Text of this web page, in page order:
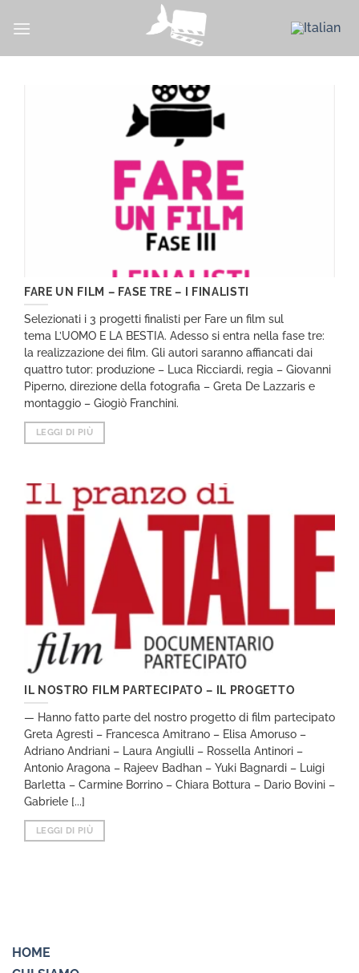
FARE UN FILM – FASE TRE – I FINALISTI
Selezionati i 3 progetti finalisti per Fare un film sul
tema L’UOMO E LA BESTIA. Adesso si entra nella fase tre:
la realizzazione dei film. Gli autori saranno affiancati dai
quattro tutor: produzione – Luca Ricciardi, regia – Giovanni
Piperno, direzione della fotografia – Greta De Lazzaris e
montaggio – Giogiò Franchini.
LEGGI DI PIÙ
IL NOSTRO FILM PARTECIPATO – IL PROGETTO
— Hanno fatto parte del nostro progetto di film partecipato
Greta Agresti – Francesca Amitrano – Elisa Amoruso –
Adriano Andriani – Laura Angiulli – Rossella Antinori –
Antonio Aragona – Rajeev Badhan – Yuki Bagnardi – Luigi
Barletta – Carmine Borrino – Chiara Bottura – Dario Bovini –
Gabriele [...]
LEGGI DI PIÙ
HOME